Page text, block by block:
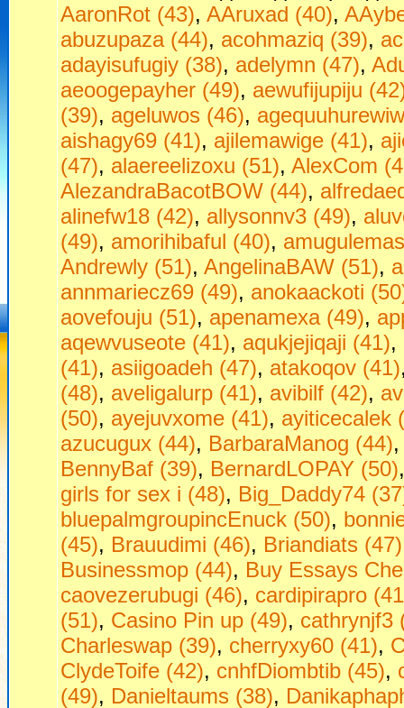
AaronRot (43), AAruxad (40),
abuzupaza (44), acohmaziq (39),
adayisufugiy (38), adelymn (47),
aeoogepayher (49), aewufijupiju
(39), ageluwos (46),
aishagy69 (41), ajilemawige (41),
(47), alaereelizoxu (51), AlexCom
AlezandraBacotBOW (44),
alinefw18 (42), allysonnv3 (49),
(49), amorihibaful (40),
Andrewly (51), AngelinaBAW (51),
annmariecz69 (49), anokaackoti
aovefouju (51), apenamexa (49),
aqewvuseote (41), aqukjejiqaji (41),
(41), asiigoadeh (47), atakoqov (41)
(48), aveligalurp (41), avibilf (42),
(50), ayejuvxome (41), ayiticecalek
azucugux (44), BarbaraManog (44)
BennyBaf (39), BernardLOPAY (50)
girls fоr seх i (48), Big_Daddy74
bluepalmgroupincEnuck (50),
(45), Brauudimi (46), Briandiats (47)
Businessmop (44), Buy Essays
caovezerubugi (46), cardipirapro
(51), Casino Pin up (49), cathrynjf3
Charleswap (39), cherryxy60 (41),
ClydeToife (42), cnhfDiombtib (45),
(49), Danieltaums (38),